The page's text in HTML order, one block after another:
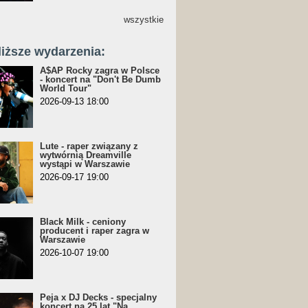
wszystkie
wydarzenia:
A$AP Rocky zagra w Polsce
- koncert na "Don't Be Dumb
World Tour"
2026-09-13 18:00
Lute - raper związany z
wytwórnią Dreamville
wystąpi w Warszawie
2026-09-17 19:00
Black Milk - ceniony
producent i raper zagra w
Warszawie
2026-10-07 19:00
Peja x DJ Decks - specjalny